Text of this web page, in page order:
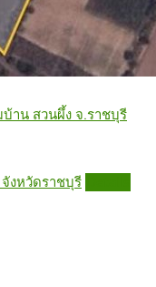
าน สวนผึ้ง จ.ราชบุรี
งหวัดราชบุรี